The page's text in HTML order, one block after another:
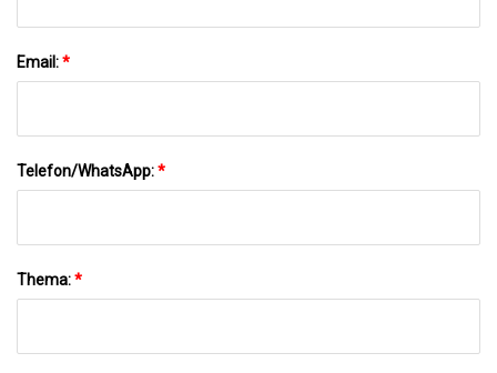
Email:*
Telefon/WhatsApp:*
Thema:*